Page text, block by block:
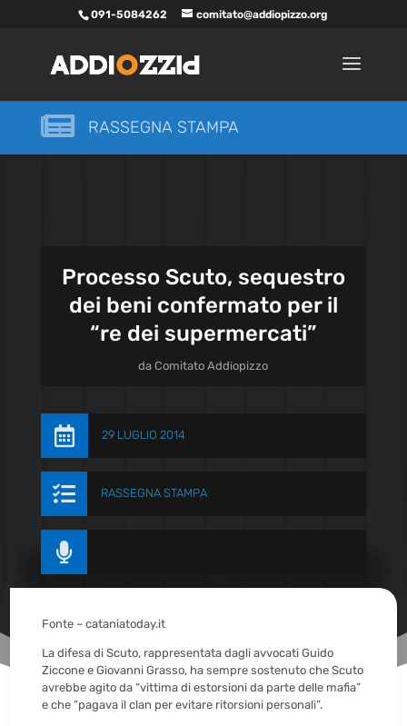
091-5084262 comitato@addiopizzo.org
 RASSEGNA STAMPA
Processo Scuto, sequestro
dei beni confermato per il
“re dei supermercati”
daComitato Addiopizzo
 29 LUGLIO 2014
 RASSEGNA STAMPA

Fonte – cataniatoday.it
La difesa di Scuto, rappresentata dagli avvocati Guido
Ziccone e Giovanni Grasso, ha sempre sostenuto che Scuto
avrebbe agito da “vittima di estorsioni da parte delle mafia”
e che “pagava il clan per evitare ritorsioni personali”.